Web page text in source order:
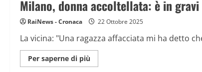
sottrarla
alla
madre:
dalla
Polizia
di
Milano, donna accoltellata: è in
RaiNews - Cronaca 22 Ottobre 2025
La vicina: "Una ragazza affacciata mi ha detto
Per saperne di più
informazioni